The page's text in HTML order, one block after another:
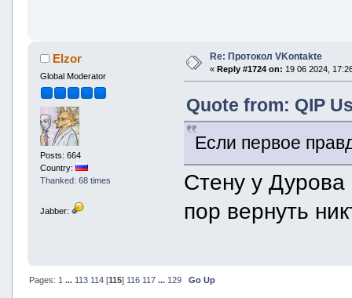
Elzor
Global Moderator
Posts: 664
Country:
Thanked: 68 times
Jabber:
Re: Протокол VKontakte
« Reply #1724 on: 19 06 2024,
Quote from: QIP
Если первое
Стену у
пор вернуть
Pages: 1 ... 113 114[115] 116 117 ... 129 Go Up